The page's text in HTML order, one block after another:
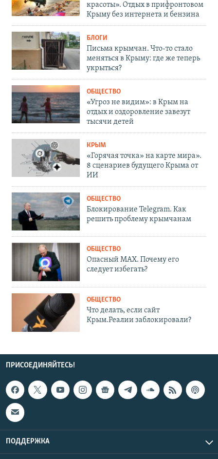
красоты». Отдых в прифронтовом
Крыму без интернета и бензина
БЛОГИ
Письма крымчан. Что-то стало
меняться в Крыму: где же теперь
укрыться?
ОБЩЕСТВО
«Угроз не видим»: в Крым на
отдых и оздоровление завезут
тысячи детей
КРЫМ
«Горячая точка» на карте мира».
8 сценариев будущего Крыма от
ИИ
ОБЩЕСТВО
Блокирование Telegram. Как
решить проблему крымчанам
ОБЩЕСТВО
Опасный MAX. Почему его
следует избегать?
ОБЩЕСТВО
Что делать, если сайт
Крым.Реалии заблокировали?
ПРИСОЕДИНЯЙТЕСЬ!
ПОДДЕРЖКА